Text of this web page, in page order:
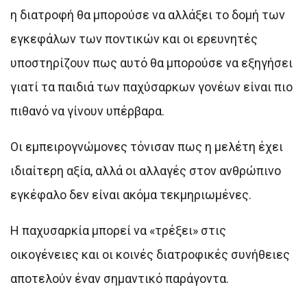
η διατροφή θα μπορούσε να αλλάξει το δομή των
εγκεφάλων των ποντικών και οι ερευνητές
υποστηρίζουν πως αυτό θα μπορούσε να εξηγήσει
γιατί τα παιδιά των παχύσαρκων γονέων είναι πιο
πιθανό να γίνουν υπέρβαρα.
Οι εμπειρογνώμονες τόνισαν πως η μελέτη έχει
ιδιαίτερη αξία, αλλά οι αλλαγές στον ανθρώπινο
εγκέφαλο δεν είναι ακόμα τεκμηριωμένες.
Η παχυσαρκία μπορεί να «τρέξει» στις
οικογένειες και οι κοινές διατροφικές συνήθειες
αποτελούν έναν σημαντικό παράγοντα.